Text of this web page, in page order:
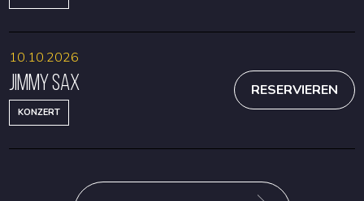
Jimmy Sax
KONZERT
10.10.2026
RESERVIEREN